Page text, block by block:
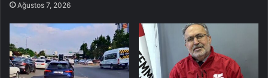
Ağustos 7, 2026